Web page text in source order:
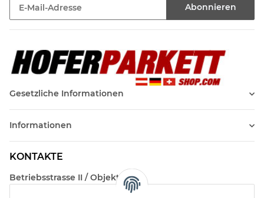
Abonnieren
Gesetzliche Informationen
Informationen
KONTAKTE
Betriebsstrasse II / Objekt 17